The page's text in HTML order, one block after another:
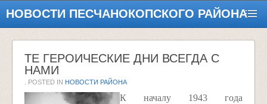
НОВОСТИ ПЕСЧАНОКОПСКОГО РАЙОНА
ТЕ ГЕРОИЧЕСКИЕ ДНИ ВСЕГДА С
НАМИ
. POSTED IN НОВОСТИ РАЙОНА
К началу 1943 года